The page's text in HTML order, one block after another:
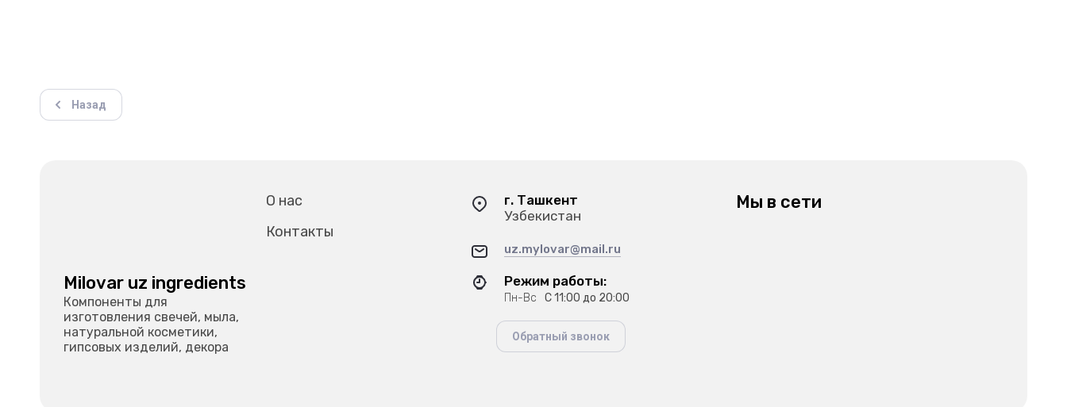
Назад
Milovar uz ingredients
Компоненты для
изготовления свечей, мыла,
натуральной косметики,
гипсовых изделий, декора
О нас
Контакты
г. Ташкент
Узбекистан
uz.mylovar@mail.ru
Режим работы:
Пн-Вс С 11:00 до 20:00
Обратный звонок
Мы в сети